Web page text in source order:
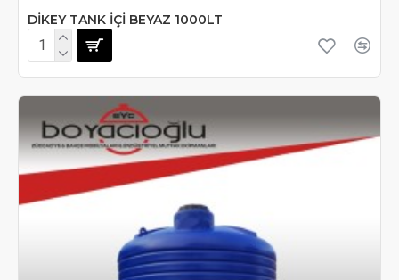
DİKEY TANK İÇİ BEYAZ 1000LT